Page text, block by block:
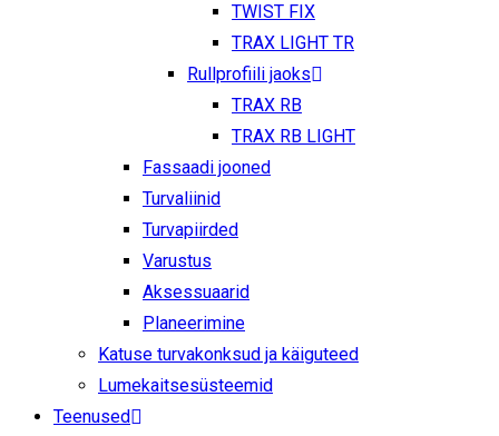
TWIST FIX
TRAX LIGHT TR
Rullprofiili jaoks
TRAX RB
TRAX RB LIGHT
Fassaadi jooned
Turvaliinid
Turvapiirded
Varustus
Aksessuaarid
Planeerimine
Katuse turvakonksud ja käiguteed
Lumekaitsesüsteemid
Teenused